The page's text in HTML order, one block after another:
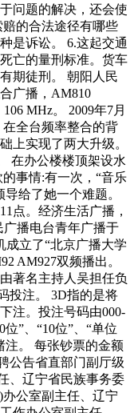
问题的解决，还会使
的合法途径有哪些
是诉讼。 6.这起交通
亡的量刑标准。货车
期徒刑。 朝阳人民
广播，AM810
MHz。 2009年7月
全台频率整合的背
上实现了两大升级。
在办公楼楼顶架设水
事情:有一次，“音乐
给了她一个难题。
点。经济生活广播，
广播电台青年广播于
成立了“北京广播大学
AM927双频播出。
著名主持人吴担任负
投注。 3D指的是将
注。投注号码由000-
”、“10位”、“单位
注。 每张钞票的金额
公告省直部门副厅级
、辽宁省民族事务委
公室副主任、辽宁